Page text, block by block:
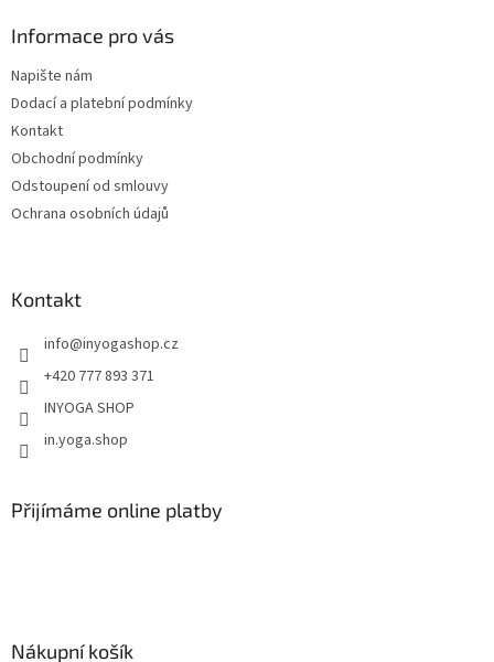
Informace pro vás
Napište nám
Dodací a platební podmínky
Kontakt
Obchodní podmínky
Odstoupení od smlouvy
Ochrana osobních údajů
Kontakt
info@inyogashop.cz
+420 777 893 371
INYOGA SHOP
in.yoga.shop
Přijímáme online platby
Nákupní košík